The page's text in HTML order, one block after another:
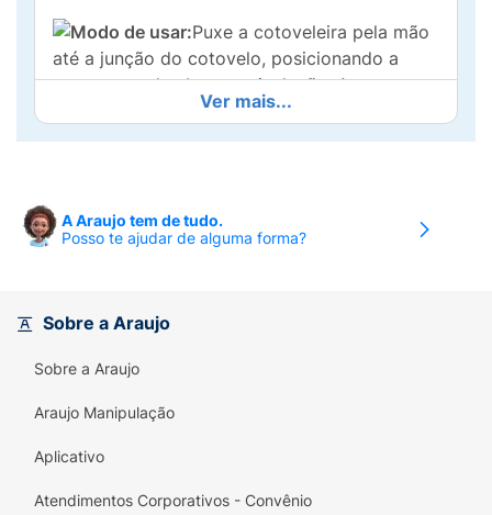
Modo de usar:Puxe a cotoveleira pela mão
até a junção do cotovelo, posicionando a
parte central sobre a articulação. A costura
deve estar posicionada na parte interna do
braço.Se necessário, ajuste ocasionalmente
Ver mais...
A Araujo tem de tudo.
Posso te ajudar de alguma forma?
Sobre a Araujo
Sobre a Araujo
Araujo Manipulação
Aplicativo
Atendimentos Corporativos - Convênio